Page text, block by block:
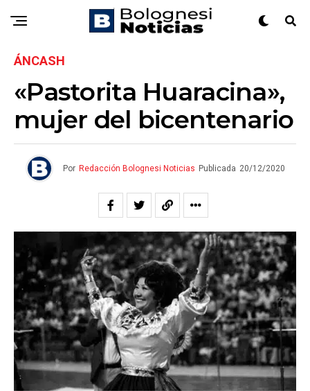
ÁNCASH
«Pastorita Huaracina»,
mujer del bicentenario
Por Redacción Bolognesi Noticias Publicada 20/12/2020